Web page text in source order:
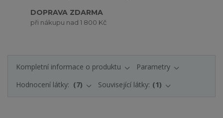
DOPRAVA ZDARMA
při nákupu nad 1 800 Kč
Kompletní informace o produktu
Parametry
Hodnocení látky:
7 Související látky: 1